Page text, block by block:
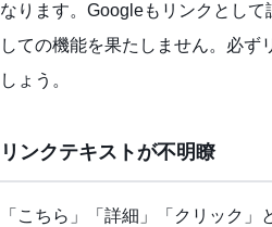
なります。Googleもリンクとして
しての機能を果たしません。必ず
しょう。
リンクテキストが不明瞭
「こちら」「詳細」「クリック